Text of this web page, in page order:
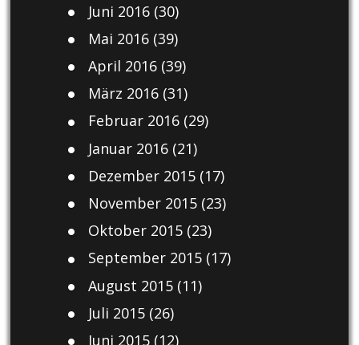
Juni 2016(30)
Mai 2016(39)
April 2016(39)
März 2016(31)
Februar 2016(29)
Januar 2016(21)
Dezember 2015(17)
November 2015(23)
Oktober 2015(23)
September 2015(17)
August 2015(11)
Juli 2015(26)
Juni 2015(12)